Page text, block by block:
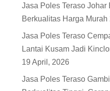
Jasa Poles Teraso Johar
Berkualitas Harga Murah
Jasa Poles Teraso
Lantai Kusam Jadi
19 April, 2026
Jasa Poles Teraso